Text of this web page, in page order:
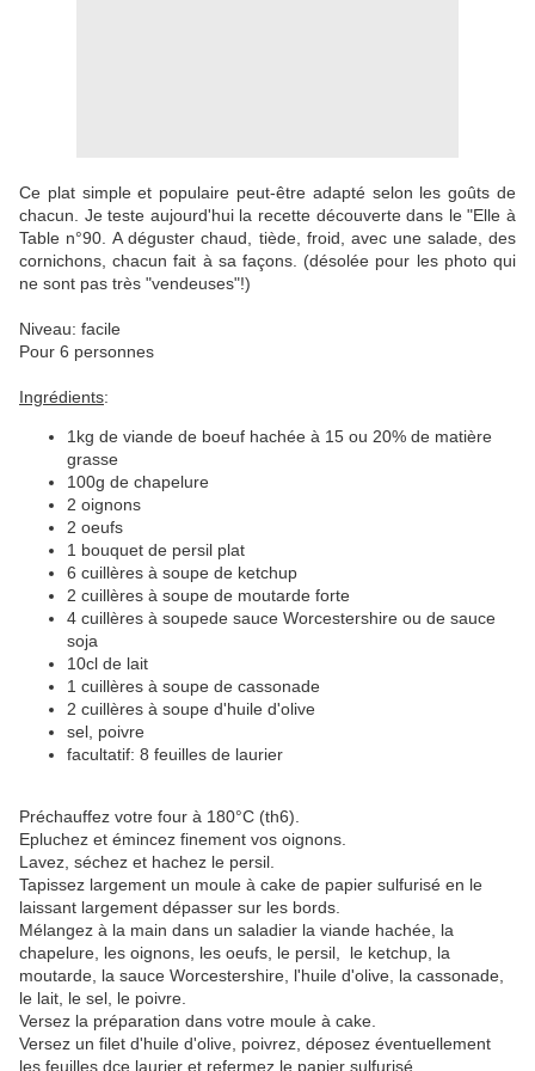
Ce plat simple et populaire peut-être adapté selon les goûts de
chacun. Je teste aujourd'hui la recette découverte dans le "Elle à
Table n°90. A déguster chaud, tiède, froid, avec une salade, des
cornichons, chacun fait à sa façons. (désolée pour les photo qui
ne sont pas très "vendeuses"!)
Niveau: facile
Pour 6 personnes
Ingrédients:
1kg de viande de boeuf hachée à 15 ou 20% de matière
grasse
100g de chapelure
2 oignons
2 oeufs
1 bouquet de persil plat
6 cuillères à soupe de ketchup
2 cuillères à soupe de moutarde forte
4 cuillères à soupede sauce Worcestershire ou de sauce
soja
10cl de lait
1 cuillères à soupe de cassonade
2 cuillères à soupe d'huile d'olive
sel, poivre
facultatif: 8 feuilles de laurier
Préchauffez votre four à 180°C (th6).
Epluchez et émincez finement vos oignons.
Lavez, séchez et hachez le persil.
Tapissez largement un moule à cake de papier sulfurisé en le
laissant largement dépasser sur les bords.
Mélangez à la main dans un saladier la viande hachée, la
chapelure, les oignons, les oeufs, le persil, le ketchup, la
moutarde, la sauce Worcestershire, l'huile d'olive, la cassonade,
le lait, le sel, le poivre.
Versez la préparation dans votre moule à cake.
Versez un filet d'huile d'olive, poivrez, déposez éventuellement
les feuilles dce laurier et refermez le papier sulfurisé.